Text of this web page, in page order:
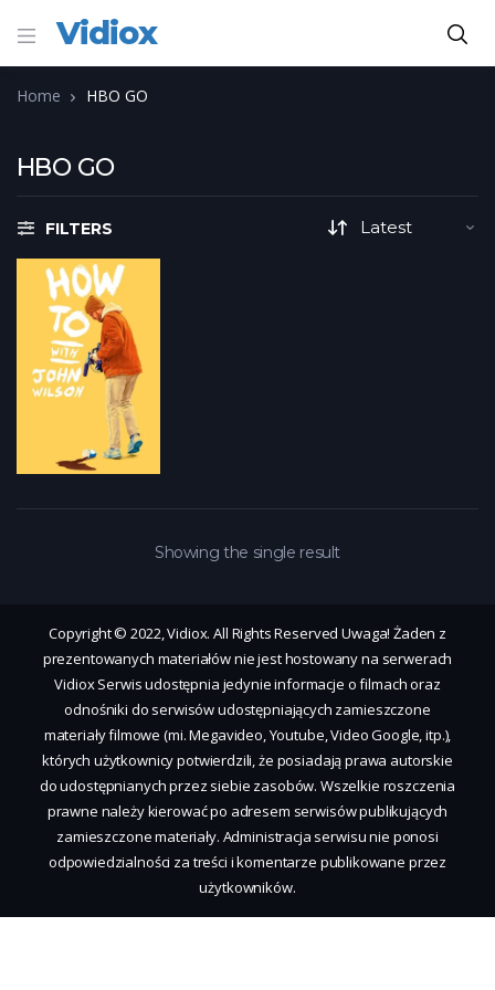
Vidiox
Home HBO GO
HBO GO
FILTERS
Showing the single result
Copyright © 2022, Vidiox. All Rights Reserved Uwaga! Żaden z
prezentowanych materiałów nie jest hostowany na serwerach
Vidiox Serwis udostępnia jedynie informacje o filmach oraz
odnośniki do serwisów udostępniających zamieszczone
materiały filmowe (mi. Megavideo, Youtube, Video Google, itp.),
których użytkownicy potwierdzili, że posiadają prawa autorskie
do udostępnianych przez siebie zasobów. Wszelkie roszczenia
prawne należy kierować po adresem serwisów publikujących
zamieszczone materiały. Administracja serwisu nie ponosi
odpowiedzialności za treści i komentarze publikowane przez
użytkowników.